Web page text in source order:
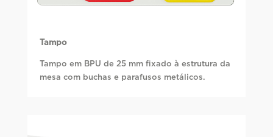
Tampo
Tampo em BPU de 25 mm fixado à estrutura da
mesa com buchas e parafusos metálicos.